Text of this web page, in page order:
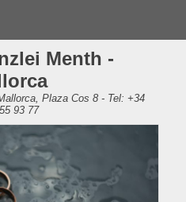
Menth -
Plaza Cos 8 - Tel: +34
93 77